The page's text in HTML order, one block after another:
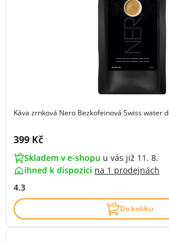
Káva zrnková Nero Bezkofeinová Swiss water
Cena s DPH:
399 Kč
Skladem v e-shopu u vás již 11. 8.
ihned k dispozici na 1 prodejnách
4.3
Do košíku